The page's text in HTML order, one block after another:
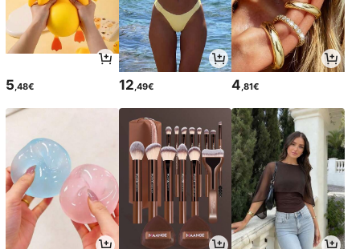
5,48€ 12,49€ 4,81€